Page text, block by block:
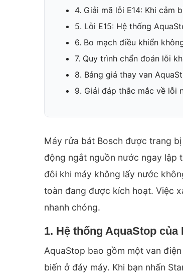
4. Giải mã lỗi E14: Khi cảm
5. Lỗi E15: Hệ thống
6. Bo mạch điều khiển
7. Quy trình chẩn đoán lỗi
8. Bảng giá thay van
9. Giải đáp thắc mắc về lỗi
Máy rửa bát Bosch được trang
động ngắt nguồn nước ngay lập
đôi khi máy không lấy nước
toàn đang được kích hoạt. Việc
nhanh chóng.
1. Hệ thống AquaStop
AquaStop bao gồm một van
biến ở đáy máy. Khi bạn nhấn